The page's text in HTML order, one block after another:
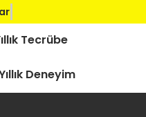
Tecrübe
Deneyim